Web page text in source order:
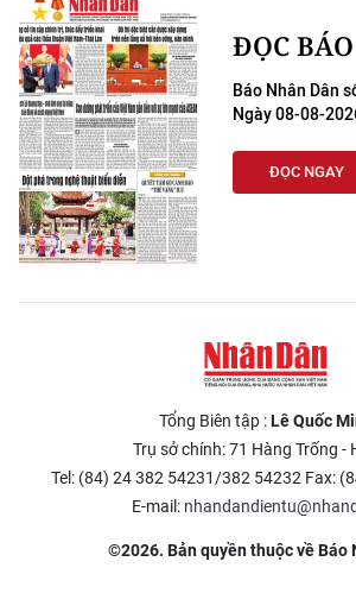
ĐỌC
Báo Nhân Dân
Ngày 08-08-
ĐỌC NGAY
Tổng Biên tập :Lê Quốc
Trụ sở chính: 71 Hàng Trống -
Tel: (84) 24 382 54231/382 54232 Fax:
E-mail:
©2026. Bản quyền thuộc về Báo